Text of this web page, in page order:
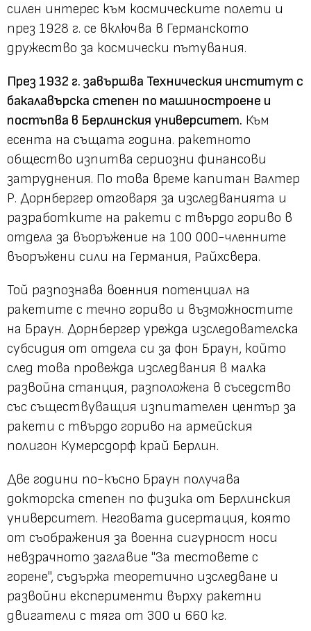
силен интерес към космическите полети и
през 1928 г. се включва в Германското
дружество за космически пътувания.
През 1932 г. завършва Техническия институт с
бакалавърска степен по машиностроене и
постъпва в Берлинския университет. Към
есента на същата година. ракетното
общество изпитва сериозни финансови
затруднения. По това време капитан Валтер
Р. Дорнбергер отговаря за изследванията и
разработките на ракети с твърдо гориво в
отдела за въоръжение на 100 000-членните
въоръжени сили на Германия, Райхсвера.
Той разпознава военния потенциал на
ракетите с течно гориво и възможностите
на Браун. Дорнбергер урежда изследователска
субсидия от отдела си за фон Браун, който
след това провежда изследвания в малка
развойна станция, разположена в съседство
със съществуващия изпитателен център за
ракети с твърдо гориво на армейския
полигон Кумерсдорф край Берлин.
Две години по-късно Браун получава
докторска степен по физика от Берлинския
университет. Неговата дисертация, която
от съображения за военна сигурност носи
невзрачното заглавие "За тестовете с
горене", съдържа теоретично изследване и
развойни експерименти върху ракетни
двигатели с тяга от 300 и 660 кг.